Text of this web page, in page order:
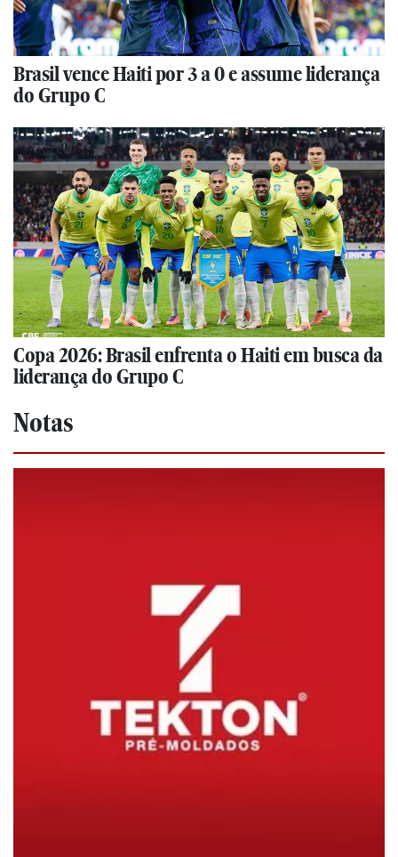
Brasil vence Haiti por 3 a 0 e assume liderança
do Grupo C
Copa 2026: Brasil enfrenta o Haiti em busca da
liderança do Grupo C
Notas